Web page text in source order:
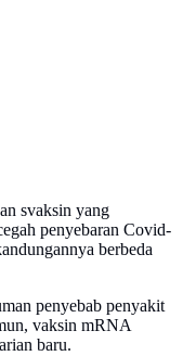
svaksin yang
penyebaran Covid-
berbeda
penyebab penyakit
vaksin mRNA
baru.